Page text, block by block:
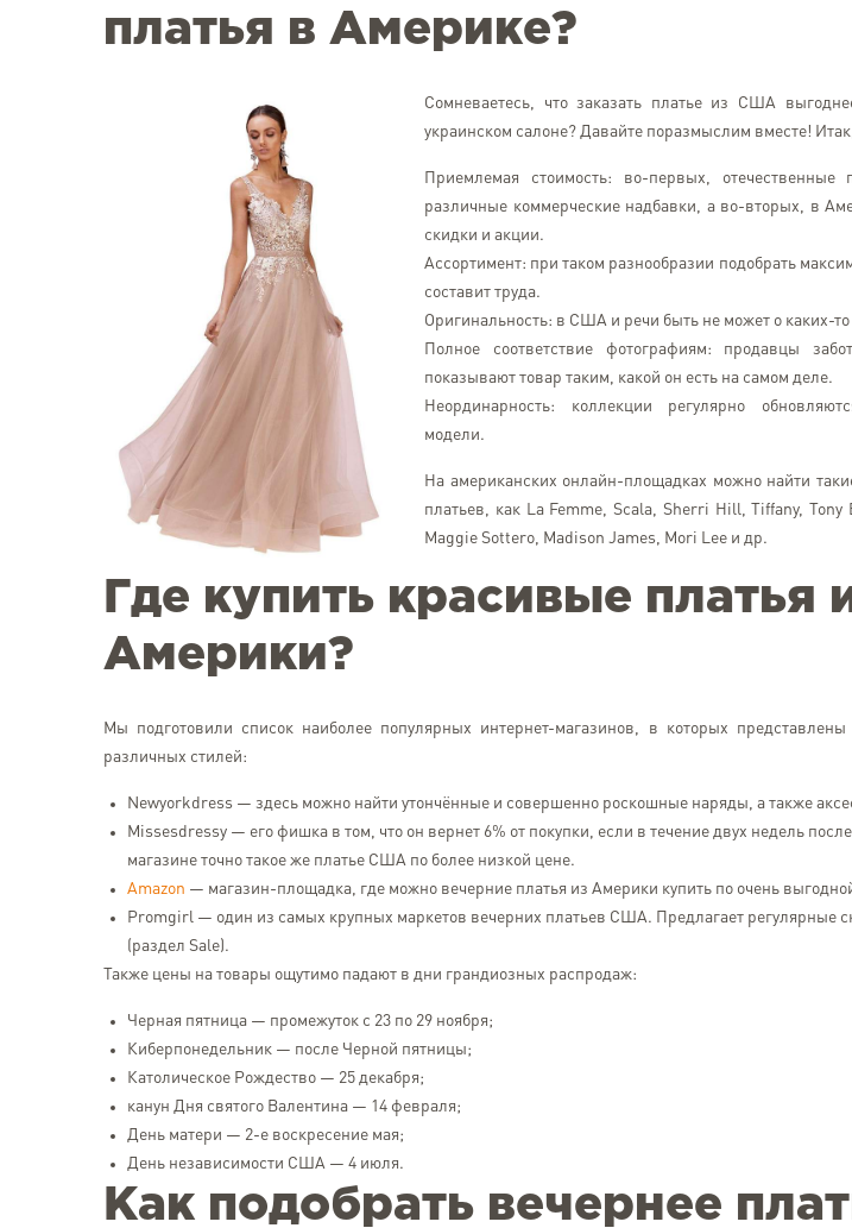
платья в Америке?
Сомневаетесь, что заказать платье из США
украинском салоне? Давайте поразмыслим вместе!
Приемлемая стоимость: во-первых,
различные коммерческие надбавки, а во-вторых, в
скидки и акции.
Ассортимент: при таком разнообразии подобрать
составит труда.
Оригинальность: в США и речи быть не может о каких-
Полное соответствие фотографиям: продавцы
показывают товар таким, какой он есть на самом деле.
Неординарность: коллекции регулярно
модели.
На американских онлайн-площадках можно найти
платьев, как La Femme, Scala, Sherri Hill, Tiffany, Tony
Maggie Sottero, Madison James, Mori Lee и др.
Где купить красивые платья
Америки?
Мы подготовили список наиболее популярных интернет-магазинов, в которых
различных стилей:
Newyorkdress — здесь можно найти утончённые и совершенно роскошные наряды, а также
Missesdressy — его фишка в том, что он вернет 6% от покупки, если в течение двух недель
магазине точно такое же платье США по более низкой цене.
Amazon — магазин-площадка, где можно вечерние платья из Америки купить по очень
Promgirl — один из самых крупных маркетов вечерних платьев США. Предлагает регулярные
(раздел Sale).
Также цены на товары ощутимо падают в дни грандиозных распродаж:
Черная пятница — промежуток с 23 по 29 ноября;
Киберпонедельник — после Черной пятницы;
Католическое Рождество — 25 декабря;
канун Дня святого Валентина — 14 февраля;
День матери — 2-е воскресение мая;
День независимости США — 4 июля.
Как подобрать вечернее